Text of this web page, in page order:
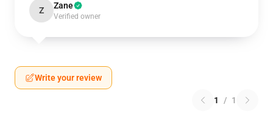
Z Zane
Verified owner
Write your review
1 / 1